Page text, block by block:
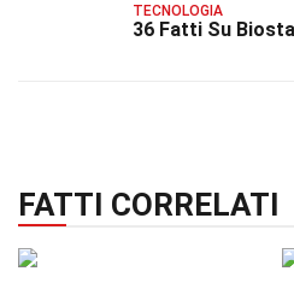
TECNOLOGIA
36 Fatti Su
FATTI CORRELATI